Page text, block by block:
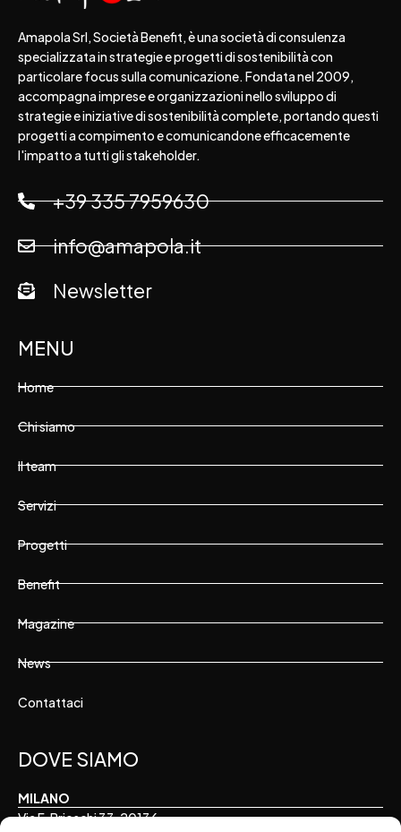
Amapola Srl, Società Benefit, è una società di consulenza
specializzata in strategie e progetti di sostenibilità con
particolare focus sulla comunicazione. Fondata nel 2009,
accompagna imprese e organizzazioni nello sviluppo di
strategie e iniziative di sostenibilità complete, portando questi
progetti a compimento e comunicandone efficacemente
l'impatto a tutti gli stakeholder.
+39 335 7959630
info@amapola.it
Newsletter
MENU
Home
Chi siamo
Il team
Servizi
Progetti
Benefit
Magazine
News
Contattaci
DOVE SIAMO
MILANO
Via F. Brioschi 33, 20136